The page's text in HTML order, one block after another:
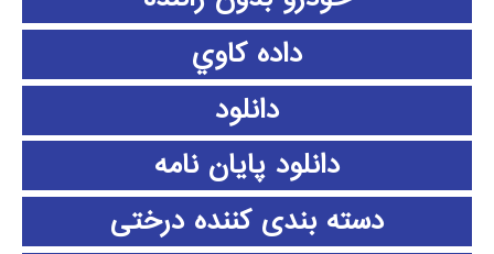
داده كاوي
دانلود
دانلود پايان نامه
دسته بندی کننده درختی